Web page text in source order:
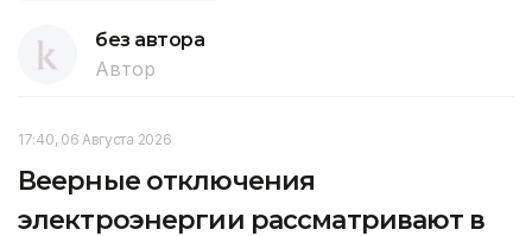
без автора
Автор
17:40, 06 Августа 2026
Веерные отключения
электроэнергии рассматривают в